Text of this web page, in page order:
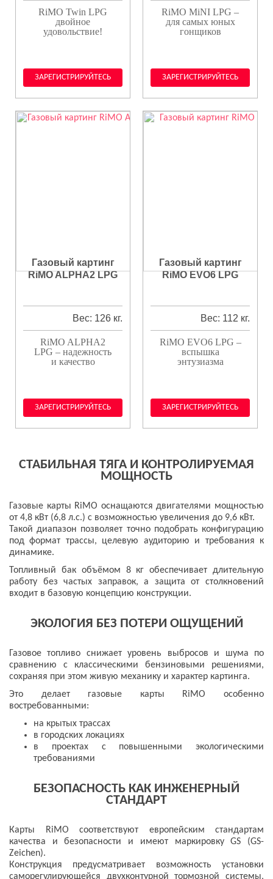
RiMO Twin LPG
двойное
удовольствие!
ЗАРЕГИСТРИРУЙТЕСЬ
RiMO MiNI LPG –
для самых юных
гонщиков
ЗАРЕГИСТРИРУЙТЕСЬ
Газовый картинг
RiMO ALPHA2 LPG
Вес: 126 кг.
RiMO ALPHA2
LPG – надежность
и качество
ЗАРЕГИСТРИРУЙТЕСЬ
Газовый картинг
RiMO EVO6 LPG
Вес: 112 кг.
RiMO EVO6 LPG –
вспышка
энтузиазма
ЗАРЕГИСТРИРУЙТЕСЬ
СТАБИЛЬНАЯ ТЯГА И КОНТРОЛИРУЕМАЯ
МОЩНОСТЬ
Газовые карты RiMO оснащаются двигателями мощностью
от 4,8 кВт (6,8 л.с.) с возможностью увеличения до 9,6 кВт.
Такой диапазон позволяет точно подобрать конфигурацию
под формат трассы, целевую аудиторию и требования к
динамике.
Топливный бак объёмом 8 кг обеспечивает длительную
работу без частых заправок, а защита от столкновений
входит в базовую концепцию конструкции.
ЭКОЛОГИЯ БЕЗ ПОТЕРИ ОЩУЩЕНИЙ
Газовое топливо снижает уровень выбросов и шума по
сравнению с классическими бензиновыми решениями,
сохраняя при этом живую механику и характер картинга.
Это делает газовые карты RiMO особенно
востребованными:
на крытых трассах
в городских локациях
в проектах с повышенными экологическими
требованиями
БЕЗОПАСНОСТЬ КАК ИНЖЕНЕРНЫЙ
СТАНДАРТ
Карты RiMO соответствуют европейским стандартам
качества и безопасности и имеют маркировку GS (GS-
Zeichen).
Конструкция предусматривает возможность установки
саморегулирующейся двухконтурной тормозной системы,